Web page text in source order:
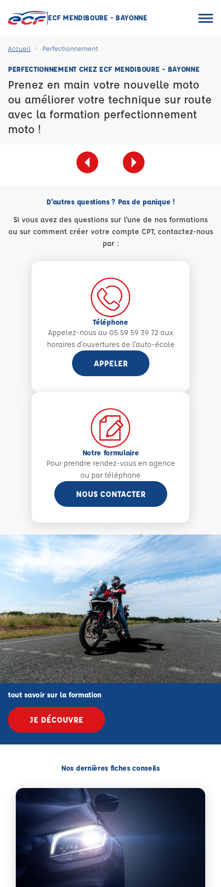
ECF MENDIBOURE - BAYONNE
Accueil Perfectionnement
PERFECTIONNEMENT CHEZ ECF MENDIBOURE - BAYONNE
Prenez en main votre nouvelle moto
ou améliorer votre technique sur route
avec la formation perfectionnement
moto !
D'autres questions ? Pas de panique !
Si vous avez des questions sur l'une de nos formations
ou sur comment créer votre compte CPT, contactez-nous
par :
Téléphone
Appelez-nous au 05 59 59 39 72 aux
horaires d'ouvertures de l'auto-école
APPELER
Notre formulaire
Pour prendre rendez-vous en agence
ou par téléphone
NOUS CONTACTER
tout savoir sur la formation
JE DÉCOUVRE
Nos dernières fiches conseils